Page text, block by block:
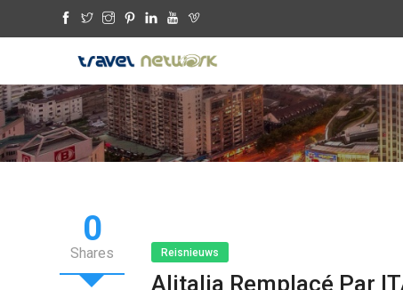
0
Shares Reisnieuws
Alitalia Remplacé Par